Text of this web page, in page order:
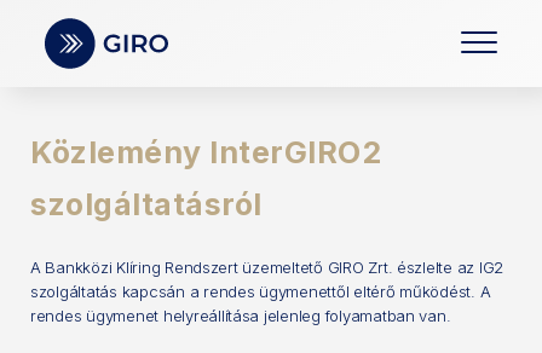
Közlemény InterGIRO2
szolgáltatásról
A Bankközi Klíring Rendszert üzemeltető GIRO Zrt. észlelte az IG2
szolgáltatás kapcsán a rendes ügymenettől eltérő működést. A
rendes ügymenet helyreállítása jelenleg folyamatban van.